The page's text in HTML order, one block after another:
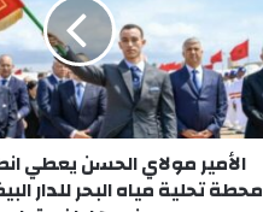
الأمير مولاي الحسن يعطي
محطة تحلية مياه البحر للدار